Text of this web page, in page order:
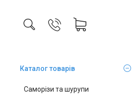
Каталог товарів
Саморізи та шурупи